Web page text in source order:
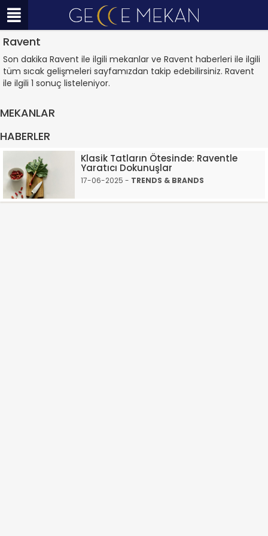
Ravent
Son dakika Ravent ile ilgili mekanlar ve Ravent haberleri ile ilgili
tüm sıcak gelişmeleri sayfamızdan takip edebilirsiniz. Ravent
ile ilgili 1 sonuç listeleniyor.
MEKANLAR
HABERLER
Klasik Tatların Ötesinde: Raventle
Yaratıcı Dokunuşlar
17-06-2025 - TRENDS & BRANDS